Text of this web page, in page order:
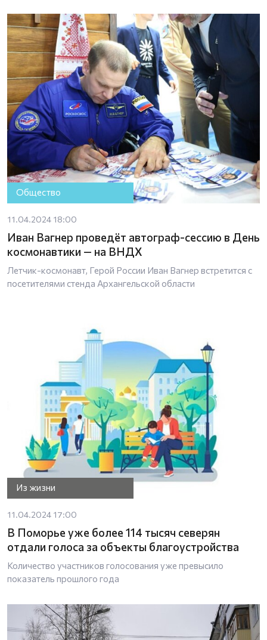
Общество
11.04.2024 18:00
Иван Вагнер проведёт автограф-сессию в День
космонавтики — на ВНДХ
Летчик-космонавт, Герой России Иван Вагнер встретится с
посетителями стенда Архангельской области
Из жизни
11.04.2024 17:00
В Поморье уже более 114 тысяч северян
отдали голоса за объекты благоустройства
Количество участников голосования уже превысило
показатель прошлого года